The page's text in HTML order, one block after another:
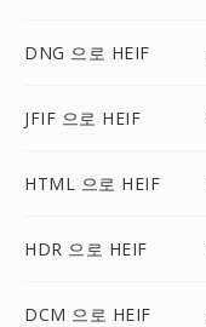
DNG 으로 HEIF
JFIF 으로 HEIF
HTML 으로 HEIF
HDR 으로 HEIF
DCM 으로 HEIF